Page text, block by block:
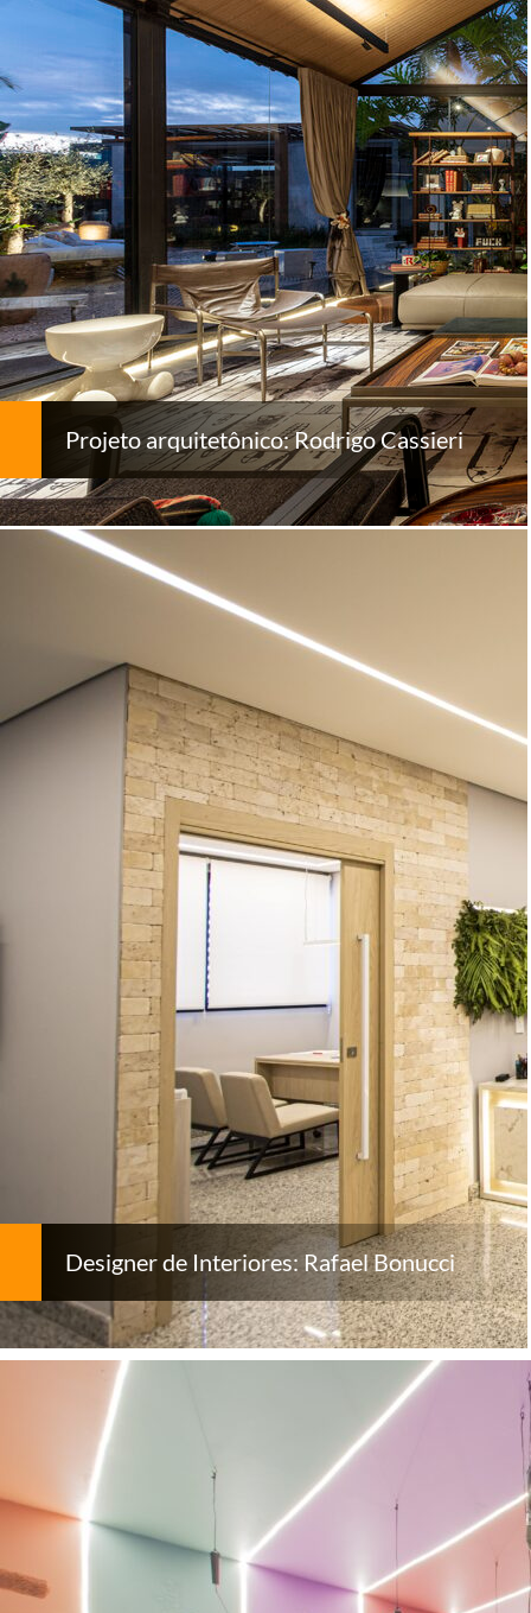
Projeto arquitetônico: Rodrigo Cassieri
Designer de Interiores: Rafael Bonucci